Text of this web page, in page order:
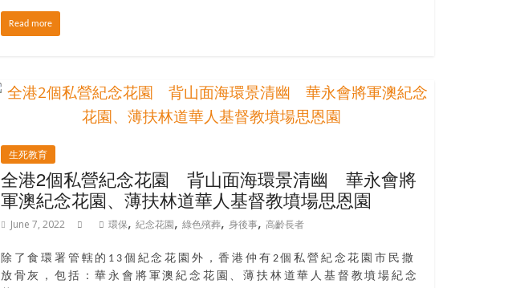
Read more
生死教育
全港2個私營紀念花園 背山面海環景清幽 華永會將
軍澳紀念花園、薄扶林道華人基督教墳場思恩園
June 7, 2022 環保, 紀念花園, 綠色殯葬, 身後事, 高齡長者
除了食環署管轄的13個紀念花園外，香港仲有2個私營紀念花園市民撒
放骨灰，包括：華永會將軍澳紀念花園、薄扶林道華人基督教墳場紀念